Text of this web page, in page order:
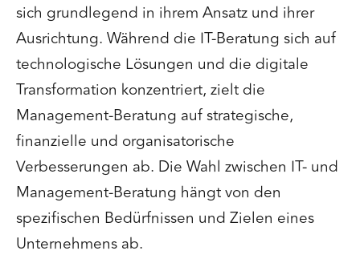
sich grundlegend in ihrem Ansatz und ihrer
Ausrichtung. Während die IT-Beratung sich auf
technologische Lösungen und die digitale
Transformation konzentriert, zielt die
Management-Beratung auf strategische,
finanzielle und organisatorische
Verbesserungen ab. Die Wahl zwischen IT- und
Management-Beratung hängt von den
spezifischen Bedürfnissen und Zielen eines
Unternehmens ab.